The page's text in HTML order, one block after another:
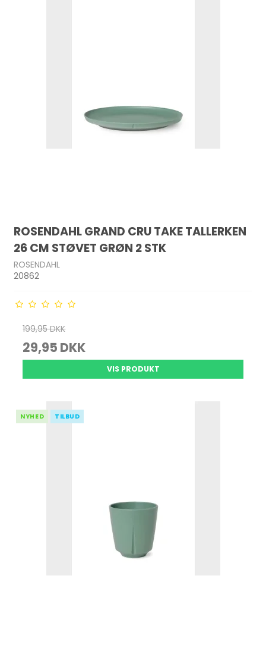
ROSENDAHL GRAND CRU TAKE TALLERKEN
26 CM STØVET GRØN 2 STK
ROSENDAHL
20862
199,95 DKK
29,95 DKK
VIS PRODUKT
NYHED TILBUD